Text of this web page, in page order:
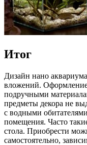
Итог
Дизайн нано
вложений. Оформление
подручными
предметы декора не
с водными
помещения. Часто
стола. Приобрести
самостоятельно,